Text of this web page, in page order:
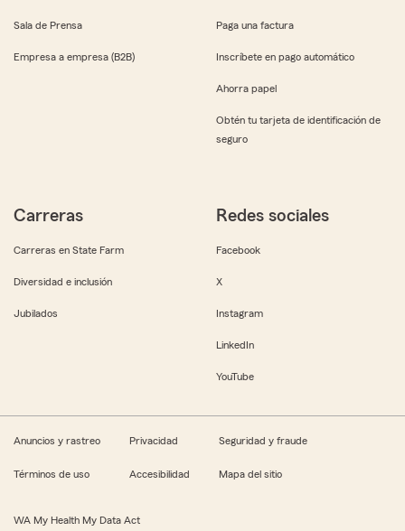
Sala de Prensa
Empresa a empresa (B2B)
Paga una factura
Inscríbete en pago automático
Ahorra papel
Obtén tu tarjeta de identificación de
seguro
Carreras
Carreras en State Farm
Diversidad e inclusión
Jubilados
Redes sociales
Facebook
X
Instagram
LinkedIn
YouTube
Anuncios y rastreo Privacidad Seguridad y fraude
Términos de uso Accesibilidad Mapa del sitio
WA My Health My Data Act